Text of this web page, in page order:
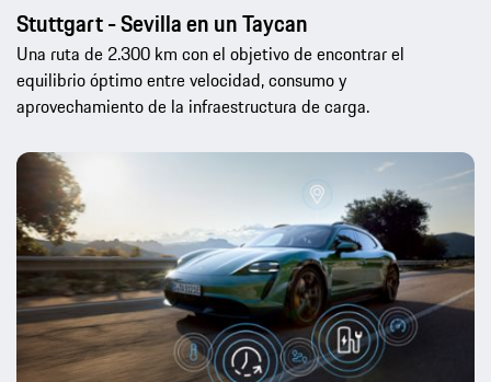
Stuttgart - Sevilla en un Taycan
Una ruta de 2.300 km con el objetivo de encontrar el
equilibrio óptimo entre velocidad, consumo y
aprovechamiento de la infraestructura de carga.